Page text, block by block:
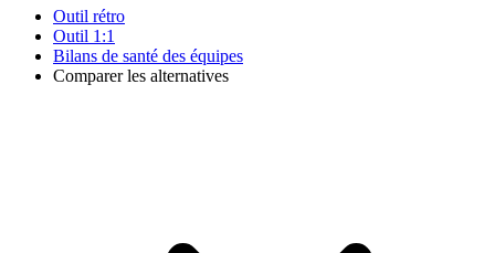
Outil rétro
Outil 1:1
Bilans de santé des équipes
Comparer les alternatives